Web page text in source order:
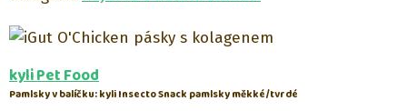
kyli Pet Food
Pamlsky v balíčku: kyli Insecto Snack pamlsky měkké/tvrdé